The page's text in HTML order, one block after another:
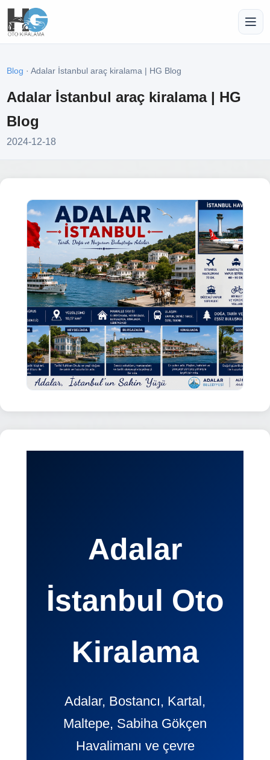
Blog · Adalar İstanbul araç kiralama | HG Blog
Adalar İstanbul araç kiralama | HG
Blog
2024-12-18
Adalar
İstanbul Oto
Kiralama
Adalar, Bostancı, Kartal,
Maltepe, Sabiha Gökçen
Havalimanı ve çevre